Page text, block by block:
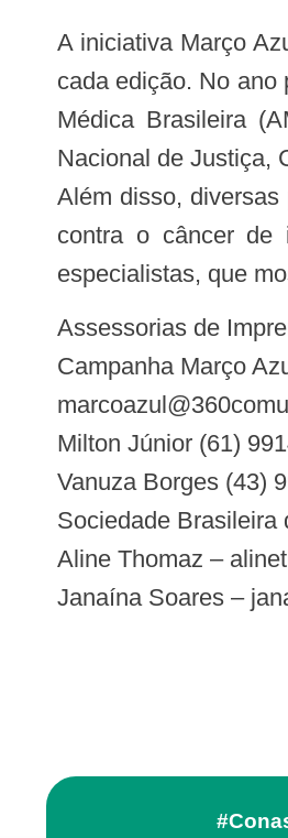
A iniciativa Março Azul teve início em 2021 e já contou com o envolvimento de centenas de parceiros institucionais ao longo de
cada edição. No ano
Médica Brasileira
Nacional de Justiça,
Além disso,
contra o câncer de
especialistas, que
Assessorias de
Campanha Março
Milton Júnior (61)
Vanuza Borges (43)
Sociedade Brasileira
Aline Thomaz –
Janaína Soares –